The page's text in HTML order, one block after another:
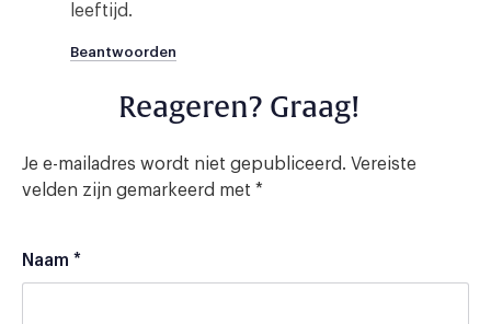
leeftijd.
Beantwoorden
Reageren? Graag!
Je e-mailadres wordt niet gepubliceerd. Vereiste
velden zijn gemarkeerd met *
Naam *